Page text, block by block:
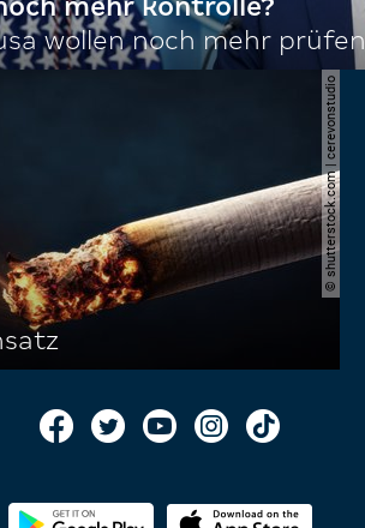
mehr kontrolle?
wollen noch mehr prüfen
© shutterstock.com | cerevonstudio